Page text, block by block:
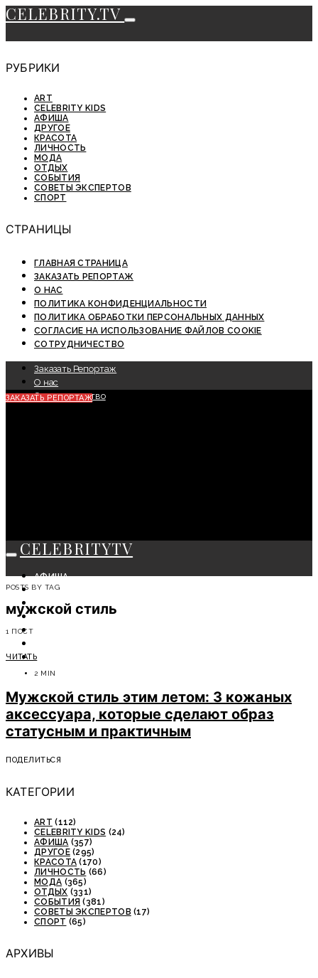
CELEBRITY.TV
РУБРИКИ
ART
CELEBRITY KIDS
АФИША
ДРУГОЕ
КРАСОТА
ЛИЧНОСТЬ
МОДА
ОТДЫХ
СОБЫТИЯ
СОВЕТЫ ЭКСПЕРТОВ
СПОРТ
СТРАНИЦЫ
ГЛАВНАЯ СТРАНИЦА
ЗАКАЗАТЬ РЕПОРТАЖ
О НАС
ПОЛИТИКА КОНФИДЕНЦИАЛЬНОСТИ
ПОЛИТИКА ОБРАБОТКИ ПЕРСОНАЛЬНЫХ ДАННЫХ
СОГЛАСИЕ НА ИСПОЛЬЗОВАНИЕ ФАЙЛОВ COOKIE
СОТРУДНИЧЕСТВО
Заказать Репортаж
О нас
Сотрудничество
ЗАКАЗАТЬ РЕПОРТАЖ
CELEBRITYTV
АФИША
СОБЫТИЯ
КРАСОТА
МОДА
СОВЕТЫ ЭКСПЕРТОВ
POSTS BY TAG
мужской стиль
1 ПОСТ
ЧИТАТЬ
2 MIN
Мужской стиль этим летом: 3 кожаных
аксессуара, которые сделают образ
статусным и практичным
ПОДЕЛИТЬСЯ
КАТЕГОРИИ
ART (112)
CELEBRITY KIDS (24)
АФИША (357)
ДРУГОЕ(295)
КРАСОТА (170)
ЛИЧНОСТЬ (66)
МОДА (365)
ОТДЫХ (331)
СОБЫТИЯ (381)
СОВЕТЫ ЭКСПЕРТОВ (17)
СПОРТ (65)
АРХИВЫ